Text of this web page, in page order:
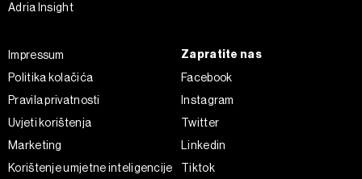
Adria Insight
Impressum
Politika kolačića
Pravila privatnosti
Uvjeti korištenja
Marketing
Korištenje umjetne inteligencije
Zapratite nas
Facebook
Instagram
Twitter
Linkedin
Tiktok